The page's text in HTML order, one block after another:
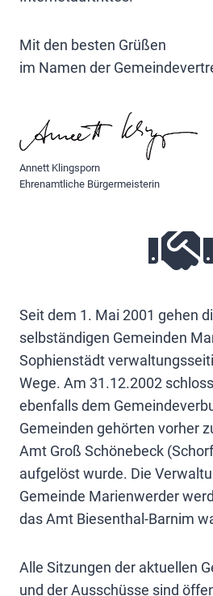
Mit den besten Grüßen
im Namen der
Annett Klingsporn
Ehrenamtliche Bürgermeisterin
Seit dem 1. Mai 2001 gehen
selbständigen Gemeinden
Sophienstädt
Wege. Am 31.12.2002
ebenfalls dem
Gemeinden gehörten vorher
Amt Groß Schönebeck
aufgelöst wurde. Die
Gemeinde Marienwerder
das Amt Biesenthal-Barnim
Alle Sitzungen der aktuellen
und der Ausschüsse sind